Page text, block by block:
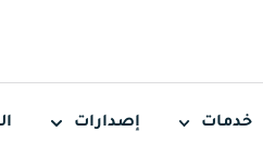
خدمات إصدارات